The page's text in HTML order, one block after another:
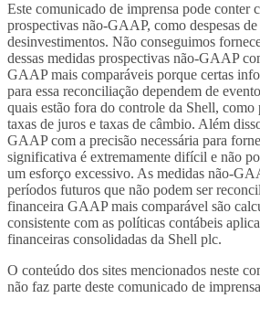
Este comunicado de imprensa pode conter
prospectivas não-GAAP, como despesas
desinvestimentos. Não conseguimos
dessas medidas prospectivas não-GAAP
GAAP mais comparáveis porque certas
para essa reconciliação dependem de
quais estão fora do controle da Shell, como
taxas de juros e taxas de câmbio. Além
GAAP com a precisão necessária para
significativa é extremamente difícil e não
um esforço excessivo. As medidas não-
períodos futuros que não podem ser
financeira GAAP mais comparável são
consistente com as políticas contábeis
financeiras consolidadas da Shell plc.
O conteúdo dos sites mencionados neste
não faz parte deste comunicado de